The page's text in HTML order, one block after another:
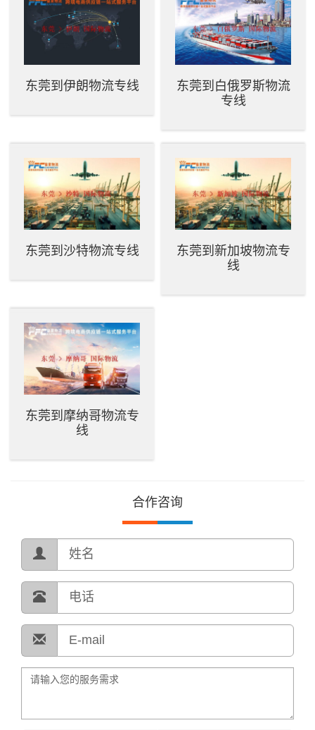
东莞到伊朗物流专线
东莞到白俄罗斯物流
专线
东莞到沙特物流专线
东莞到新加坡物流专
线
东莞到摩纳哥物流专
线
合作咨询